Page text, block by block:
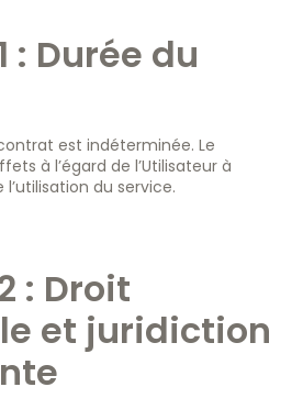
: Durée du
est indéterminée. Le
à l’égard de l’Utilisateur à
du service.
: Droit
et juridiction